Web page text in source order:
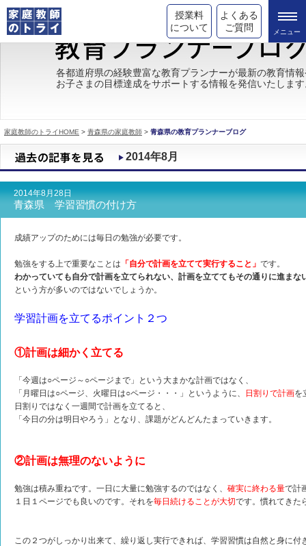
授業料
について
よくある
ご質問
トライの教育理念
成績が上がる理由
都道府県別情報
合格体験談
キャンペーン情報
各都道府県の経験豊富な教育プランナーが最新の教育情
お子さまの目標達成をサポートする情報を発信いたしま
家庭教師のトライHOME > 青森県の家庭教師 > 青森県の教育プランナーブログ
2014年8月
2014年8月28日
青森県 学習習慣の付け方
成績アップのためには毎日の勉強が必要です。
勉強をする上で重要なことは 「自分で計画を立てて実行すること」 です。
わかっていても自分で計画を立てられない、計画を立ててもその通りに進まな
という方が多いのではないでしょうか。
学習計画を立てるポイント２つ
①計画は細かく立てる
「今週は○ページ～○ページまで」という大まかな計画ではなく、
「月曜日は○ページ、火曜日は○ページ・・・」というように、
日割りで計画を
日割りではなく一週間で計画を立てると、
「今日の分は明日やろう」となり、課題がどんどんたまっていきます。
②計画は無理のないように
勉強は積み重ねです。一日に大量に勉強するのではなく、 確実に終わる量で計
１日１ページでも良いのです。それを毎日続けることが大切です。慣れてきた
この２つがしっかり出来て、繰り返し実行できれば、学習習慣は自然と身に付